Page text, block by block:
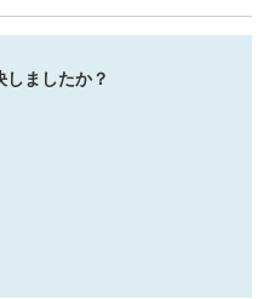
しましたか？